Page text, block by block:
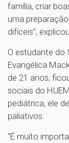
família, criar
uma
difíceis”,
O estudante do
Evangélica
de 21 anos,
sociais do
pediátrica, ele
paliativos.
“É muito